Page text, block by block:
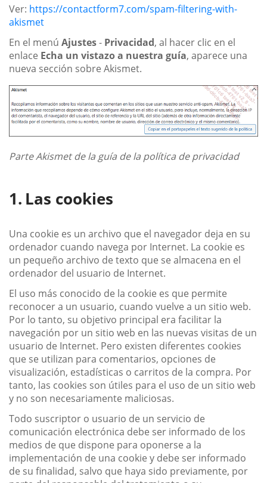
Ver: https://contactform7.com/spam-filtering-with-
akismet
En el menú Ajustes- Privacidad, al hacer clic en el
enlace Echa un vistazo a nuestra guía, aparece una
nueva sección sobre Akismet.
Parte Akismet de la guía de la política de privacidad
Las cookies
Una cookie es un archivo que el navegador deja en su
ordenador cuando navega por Internet. La cookie es
un pequeño archivo de texto que se almacena en el
ordenador del usuario de Internet.
El uso más conocido de la cookie es que permite
reconocer a un usuario, cuando vuelve a un sitio web.
Por lo tanto, su objetivo principal era facilitar la
navegación por un sitio web en las nuevas visitas de un
usuario de Internet. Pero existen diferentes cookies
que se utilizan para comentarios, opciones de
visualización, estadísticas o carritos de la compra. Por
tanto, las cookies son útiles para el uso de un sitio web
y no son necesariamente maliciosas.
Todo suscriptor o usuario de un servicio de
comunicación electrónica debe ser informado de los
medios de que dispone para oponerse a la
implementación de una cookie y debe ser informado
de su finalidad, salvo que haya sido previamente, por